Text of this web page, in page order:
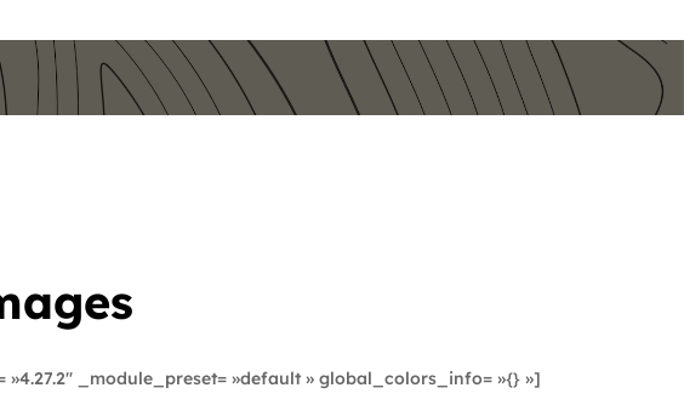
_module_preset= »default » global_colors_info= »{} »]